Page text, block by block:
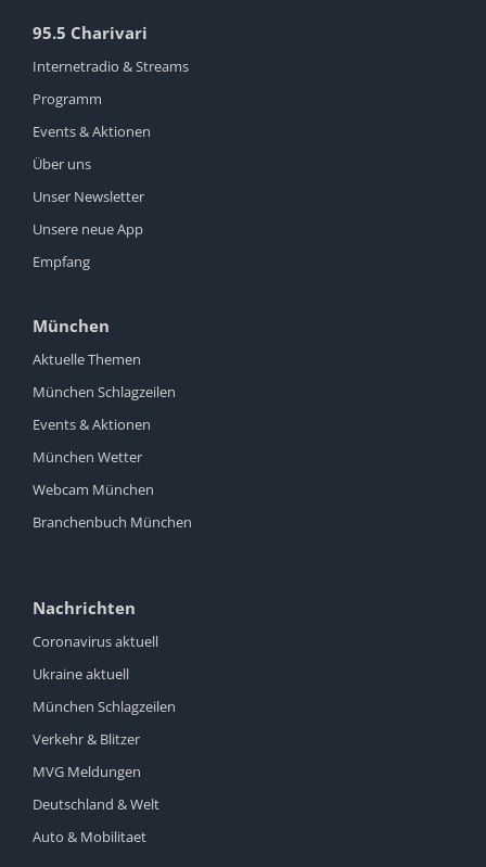
95.5 Charivari
Internetradio & Streams
Programm
Events & Aktionen
Über uns
Unser Newsletter
Unsere neue App
Empfang
München
Aktuelle Themen
München Schlagzeilen
Events & Aktionen
München Wetter
Webcam München
Branchenbuch München
Nachrichten
Coronavirus aktuell
Ukraine aktuell
München Schlagzeilen
Verkehr & Blitzer
MVG Meldungen
Deutschland & Welt
Auto & Mobilitaet